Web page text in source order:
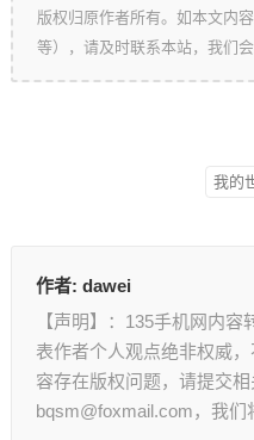
版权归原作者所有。如本文内
等），请及时联系本站，我们会
我的
作者: dawei
【声明】：135手机网内
表作者个人观点绝非权威
容存在版权问题，请提交相
bqsm@foxmail.com，我们